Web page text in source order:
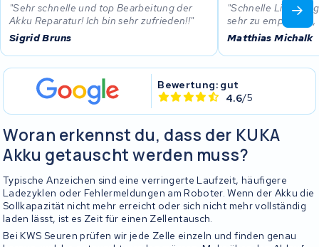
Sehr schnelle und top Bearbeitung der
Akku Reparatur! Ich bin sehr zufrieden!!
Sigrid Bruns
Schnelle
sehr zu empfehlen,
Matthias Michalk
Bewertung: gut
4.6/5
Woran erkennst du, dass der KUKA
Akku getauscht werden muss?
Typische Anzeichen sind eine verringerte Laufzeit, häufigere
Ladezyklen oder Fehlermeldungen am Roboter. Wenn der Akku die
Sollkapazität nicht mehr erreicht oder sich nicht mehr vollständig
laden lässt, ist es Zeit für einen Zellentausch.
Bei KWS Seuren prüfen wir jede Zelle einzeln und finden genau